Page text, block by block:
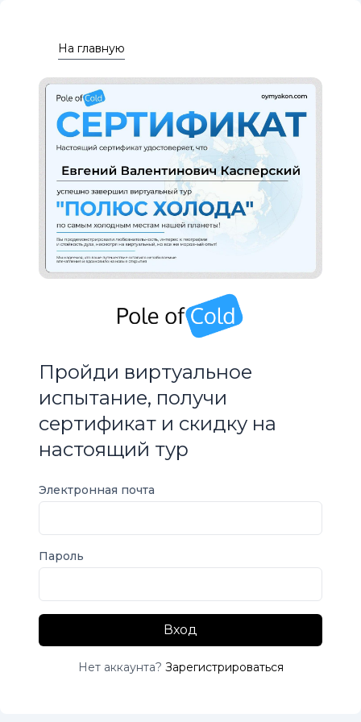
На главную
Пройди виртуальное
испытание, получи
сертификат и скидку на
настоящий тур
Электронная почта
Пароль
Вход
Нет аккаунта? Зарегистрироваться